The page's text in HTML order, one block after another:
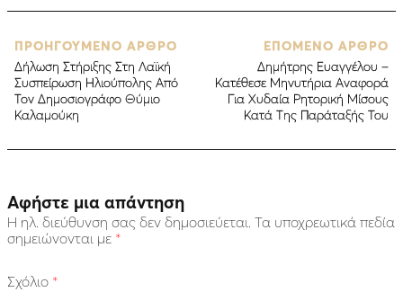
ΠΡΟΗΓΟΥΜΕΝΟ ΑΡΘΡΟ
Δήλωση Στήριξης Στη Λαϊκή
Συσπείρωση Ηλιούπολης Από
Τον Δημοσιογράφο Θύμιο
Καλαμούκη
ΕΠΟΜΕΝΟ ΑΡΘΡΟ
Δημήτρης Ευαγγέλου –
Κατέθεσε Μηνυτήρια Αναφορά
Για Χυδαία Ρητορική Μίσους
Κατά Της Παράταξής Του
Αφήστε μια απάντηση
Η ηλ. διεύθυνση σας δεν δημοσιεύεται. Τα υποχρεωτικά πεδία
σημειώνονται με *
Σχόλιο *